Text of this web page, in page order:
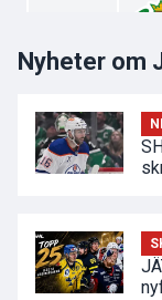
Nyheter om